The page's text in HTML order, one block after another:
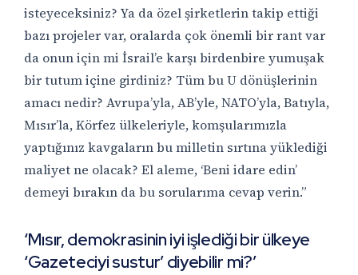
isteyeceksiniz? Ya da özel şirketlerin takip ettiği
bazı projeler var, oralarda çok önemli bir rant var
da onun için mi İsrail’e karşı birdenbire yumuşak
bir tutum içine girdiniz? Tüm bu U dönüşlerinin
amacı nedir? Avrupa’yla, AB’yle, NATO’yla, Batıyla,
Mısır’la, Körfez ülkeleriyle, komşularımızla
yaptığınız kavgaların bu milletin sırtına yüklediği
maliyet ne olacak? El aleme, ‘Beni idare edin’
demeyi bırakın da bu sorularıma cevap verin.”
‘Mısır, demokrasinin iyi işlediği bir ülkeye
‘Gazeteciyi sustur’ diyebilir mi?’